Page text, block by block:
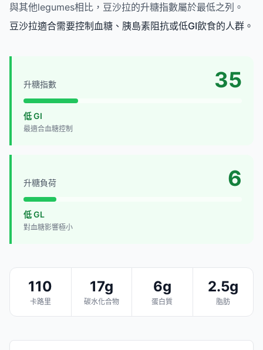
與其他legumes相比，豆沙拉的升糖指數屬於最低之列。
豆沙拉適合需要控制血糖、胰島素阻抗或低GI飲食的人群。
升糖指數 35
低 GI
最適合血糖控制
升糖負荷 6
低 GL
對血糖影響極小
110
卡路里
17g
碳水化合物
6g
蛋白質
2.5g
脂肪